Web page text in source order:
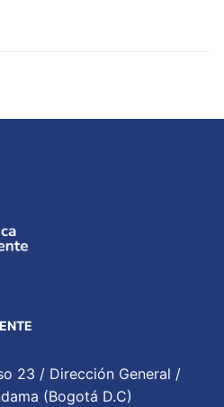
23 / Dirección General /
(Bogotá D.C)